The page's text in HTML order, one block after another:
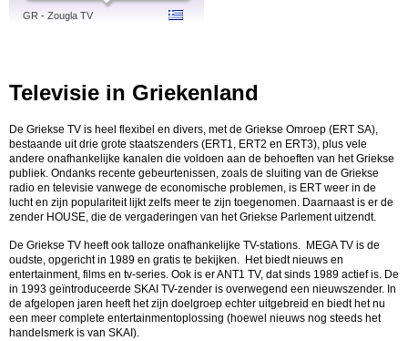
GR - Zougla TV
Televisie in Griekenland
De Griekse TV is heel flexibel en divers, met de Griekse Omroep (ERT SA),
bestaande uit drie grote staatszenders (ERT1, ERT2 en ERT3), plus vele
andere onafhankelijke kanalen die voldoen aan de behoeften van het Griekse
publiek. Ondanks recente gebeurtenissen, zoals de sluiting van de Griekse
radio en televisie vanwege de economische problemen, is ERT weer in de
lucht en zijn populariteit lijkt zelfs meer te zijn toegenomen. Daarnaast is er de
zender HOUSE, die de vergaderingen van het Griekse Parlement uitzendt.
De Griekse TV heeft ook talloze onafhankelijke TV-stations. MEGA TV is de
oudste, opgericht in 1989 en gratis te bekijken. Het biedt nieuws en
entertainment, films en tv-series. Ook is er ANT1 TV, dat sinds 1989 actief is. De
in 1993 geïntroduceerde SKAI TV-zender is overwegend een nieuwszender. In
de afgelopen jaren heeft het zijn doelgroep echter uitgebreid en biedt het nu
een meer complete entertainmentoplossing (hoewel nieuws nog steeds het
handelsmerk is van SKAI).